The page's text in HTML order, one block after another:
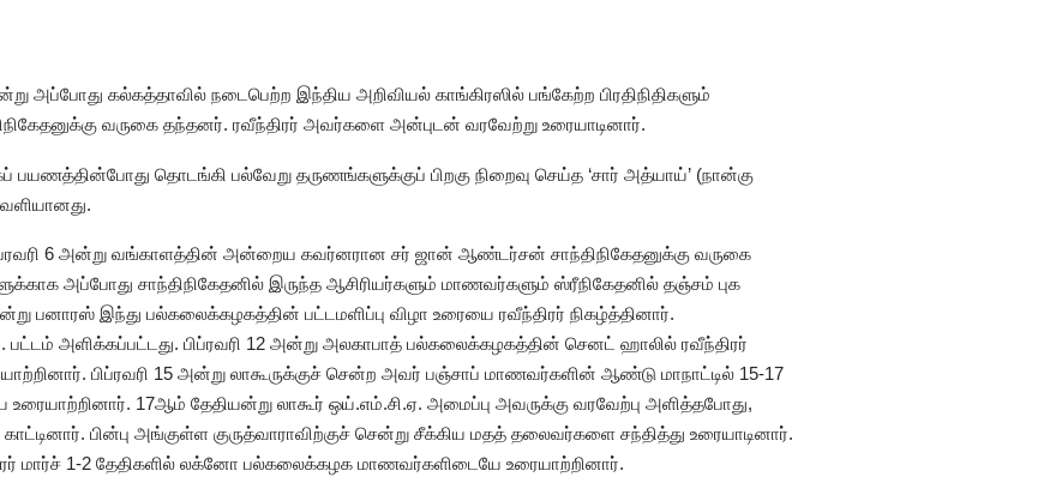
அப்போது கல்கத்தாவில் நடைபெற்ற இந்திய அறிவியல் காங்கிரஸில் பங்கேற்ற பிரதிநிதிகளும்
வருகை தந்தனர். ரவீந்திரர் அவர்களை அன்புடன் வரவேற்று உரையாடினார்.
தொடங்கி பல்வேறு தருணங்களுக்குப் பிறகு நிறைவு செய்த ‘சார் அத்யாய்’ (நான்கு
6 அன்று வங்காளத்தின் அன்றைய கவர்னரான சர் ஜான் ஆண்டர்சன் சாந்திநிகேதனுக்கு வருகை
அப்போது சாந்திநிகேதனில் இருந்த ஆசிரியர்களும் மாணவர்களும் ஸ்ரீநிகேதனில் தஞ்சம் புக
பனாரஸ் இந்து பல்கலைக்கழகத்தின் பட்டமளிப்பு விழா உரையை ரவீந்திரர் நிகழ்த்தினார்.
பட்டம் அளிக்கப்பட்டது. பிப்ரவரி 12 அன்று அலகாபாத் பல்கலைக்கழகத்தின் செனட் ஹாலில் ரவீந்திரர்
பிப்ரவரி 15 அன்று லாகூருக்குச் சென்ற அவர் பஞ்சாப் மாணவர்களின் ஆண்டு மாநாட்டில் 15-17
17ஆம் தேதியன்று லாகூர் ஒய்.எம்.சி.ஏ. அமைப்பு அவருக்கு வரவேற்பு அளித்தபோது,
பின்பு அங்குள்ள குருத்வாராவிற்குச் சென்று சீக்கிய மதத் தலைவர்களை சந்தித்து உரையாடினார்.
மார்ச் 1-2 தேதிகளில் லக்னோ பல்கலைக்கழக மாணவர்களிடையே உரையாற்றினார்.